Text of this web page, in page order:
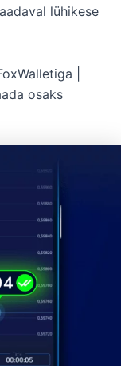
lühikese
|
osaks